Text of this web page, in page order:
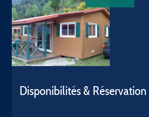
Disponibilités & Réservation